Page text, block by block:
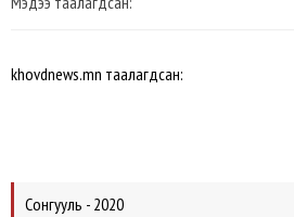
khovdnews.mn таалагдсан:
Сонгууль - 2020